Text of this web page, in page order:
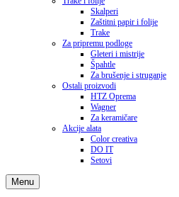
Skalperi
Zaštitni papir i folije
Trake
Za pripremu podloge
Gleteri i mistrije
Špahtle
Za brušenje i struganje
Ostali proizvodi
HTZ Oprema
Wagner
Za keramičare
Akcije alata
Color creativa
DO IT
Setovi
Menu